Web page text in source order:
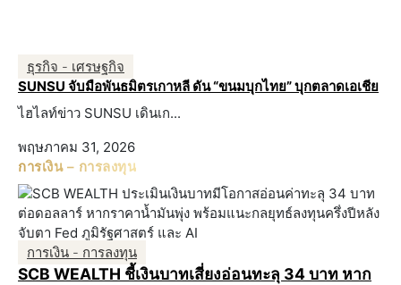
ธุรกิจ - เศรษฐกิจ
SUNSU จับมือพันธมิตรเกาหลี ดัน “ขนมบุกไทย” บุกตลาดเอเชีย
ไฮไลท์ข่าว SUNSU เดินเก...
พฤษภาคม 31, 2026
การเงิน – การลงทุน
การเงิน - การลงทุน
SCB WEALTH ชี้เงินบาทเสี่ยงอ่อนทะลุ 34 บาท หาก